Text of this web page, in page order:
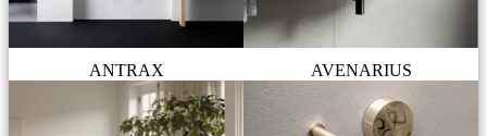
ANTRAX AVENARIUS